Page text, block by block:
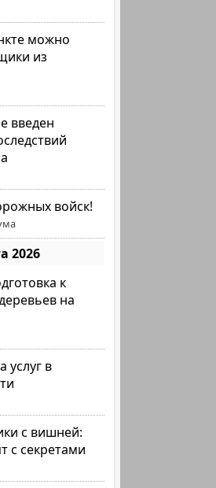
можно
из
введен
войск!
2026
к
на
услуг в
с вишней:
с секретами